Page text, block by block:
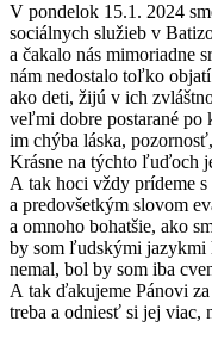
V pondelok 15.1. 2024
sociálnych služieb v
a čakalo nás mimoriadne
nám nedostalo toľko
ako deti, žijú v ich
veľmi dobre postarané po
im chýba láska,
Krásne na týchto ľuďoch
A tak hoci vždy prídeme
a predovšetkým slovom
a omnoho bohatšie, ako
by som ľudskými jazykmi
nemal, bol by som iba
A tak ďakujeme Pánovi
treba a odniesť si jej viac,